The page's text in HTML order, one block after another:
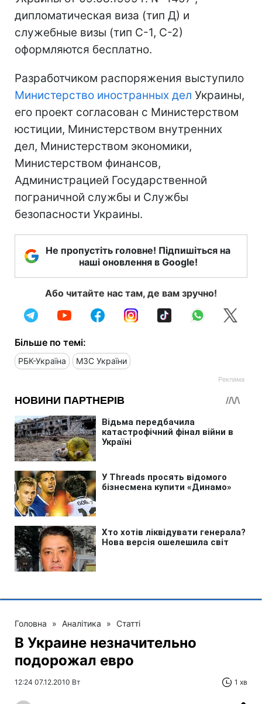
дипломатическая виза (тип Д) и
служебные визы (тип С-1, С-2)
оформляются бесплатно.
Разработчиком распоряжения выступило
Министерство иностранных дел Украины,
его проект согласован с Министерством
юстиции, Министерством внутренних
дел, Министерством экономики,
Министерством финансов,
Администрацией Государственной
пограничной службы и Службы
безопасности Украины.
Не пропустіть головне! Підпишіться на
наші оновлення в Google!
Або читайте нас там, де вам зручно!
Більше по темі:
РБК-Україна МЗС України
Головна » Аналітика » Статті
В Украине незначительно
подорожал евро
12:24 07.12.2010 Вт 1 хв